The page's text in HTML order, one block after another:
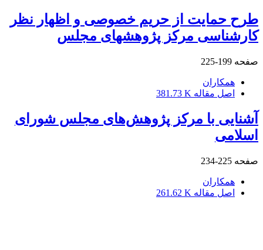
طرح حمایت از حریم خصوصی و اظهار نظر
کارشناسی مرکز پژوهشهای مجلس
صفحه 199-225
همکاران
اصل مقاله 381.73 K
آشنایی با مرکز پژوهش‌های مجلس شورای
اسلامی
صفحه 225-234
همکاران
اصل مقاله 261.62 K